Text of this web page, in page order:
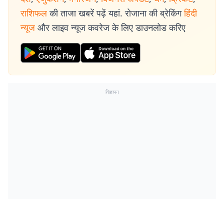
राशिफल की ताजा खबरें पढ़ें यहां. रोजाना की ब्रेकिंग हिंदी
न्यूज और लाइव न्यूज कवरेज के लिए डाउनलोड करिए
विज्ञापन